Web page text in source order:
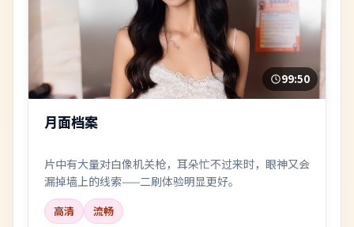
99:50
月面档案
片中有大量对白像机关枪，耳朵忙不过来时，眼神又会
漏掉墙上的线索——二刷体验明显更好。
高清
流畅